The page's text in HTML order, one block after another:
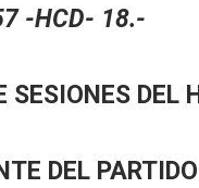
-HCD- 18.-
SESIONES DEL
DEL PARTIDO